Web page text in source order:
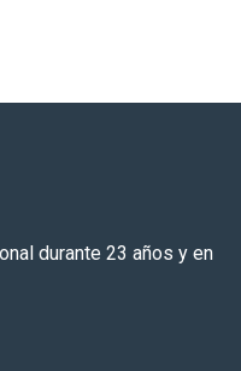
durante 23 años y en